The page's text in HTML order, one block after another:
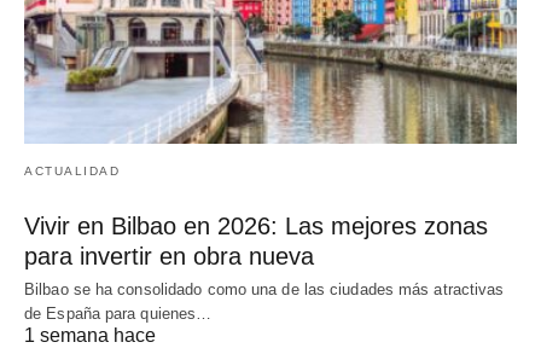
ACTUALIDAD
Vivir en Bilbao en 2026: Las mejores zonas
para invertir en obra nueva
Bilbao se ha consolidado como una de las ciudades más atractivas
de España para quienes…
1 semana hace